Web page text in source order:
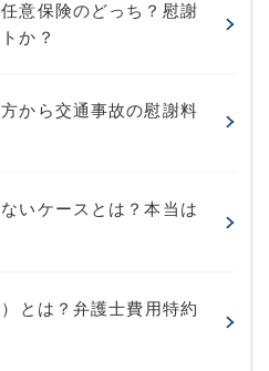
意保険のどっち？慰謝
か？
から交通事故の慰謝料
いケースとは？本当は
とは？弁護士費用特約